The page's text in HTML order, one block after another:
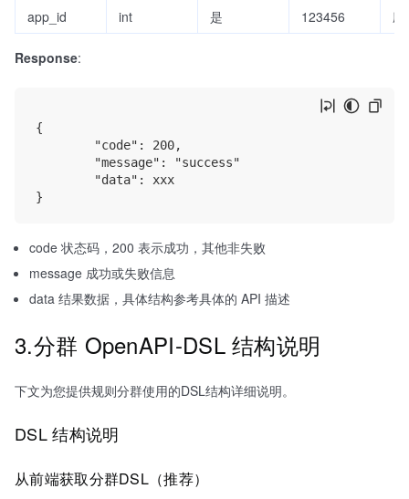
app_id
int 是 123456
Response:
{
        "code": 200,
        "message": "success"
        "data": xxx
code 状态码，200 表示成功，其他非失败
message 成功或失败信息
data 结果数据，具体结构参考具体的 API 描述
3.分群 OpenAPI-DSL 结构说明
下文为您提供规则分群使用的DSL结构详细说明。
DSL 结构说明
从前端获取分群DSL（推荐）